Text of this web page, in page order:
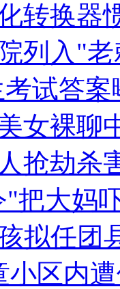
转换器
列入"
试答
女裸聊
抢劫杀
把大妈
拟任团
小区内